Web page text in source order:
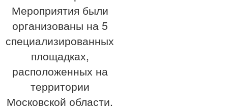
Мероприятия были
организованы на 5
специализированных
площадках,
расположенных на
территории
Московской области.